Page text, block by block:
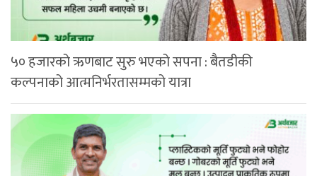
५० हजारको ऋणबाट सुरु भएको सपना : बैतडीकी
कल्पनाको आत्मनिर्भरतासम्मको यात्रा